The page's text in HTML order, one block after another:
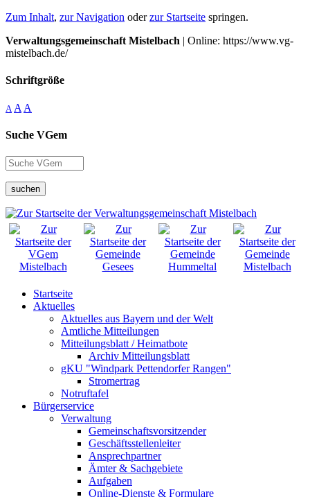
Zum Inhalt, zur Navigation oderzur Startseite springen.
Verwaltungsgemeinschaft Mistelbach | Online: https://www.vg-
mistelbach.de/
Schriftgröße
A A A
Suche VGem
suchen
Startseite
Aktuelles
Aktuelles aus Bayern und der Welt
Amtliche Mitteilungen
Mitteilungsblatt / Heimatbote
Archiv Mitteilungsblatt
gKU "Windpark Pettendorfer Rangen"
Stromertrag
Notruftafel
Bürgerservice
Verwaltung
Gemeinschaftsvorsitzender
Geschäftsstellenleiter
Ansprechpartner
Ämter & Sachgebiete
Aufgaben
Online-Dienste & Formulare